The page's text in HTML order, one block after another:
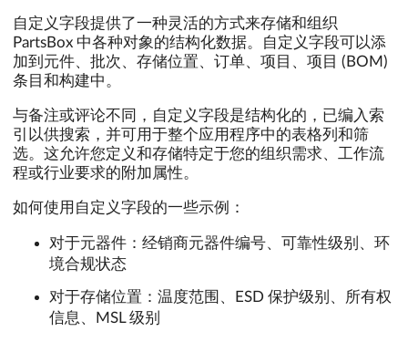
自定义字段提供了一种灵活的方式来存储和组织
PartsBox 中各种对象的结构化数据。自定义字段可以添
加到元件、批次、存储位置、订单、项目、项目 (BOM)
条目和构建中。
与备注或评论不同，自定义字段是结构化的，已编入索
引以供搜索，并可用于整个应用程序中的表格列和筛
选。这允许您定义和存储特定于您的组织需求、工作流
程或行业要求的附加属性。
如何使用自定义字段的一些示例：
对于元器件：经销商元器件编号、可靠性级别、环
境合规状态
对于存储位置：温度范围、ESD 保护级别、所有权
信息、MSL 级别